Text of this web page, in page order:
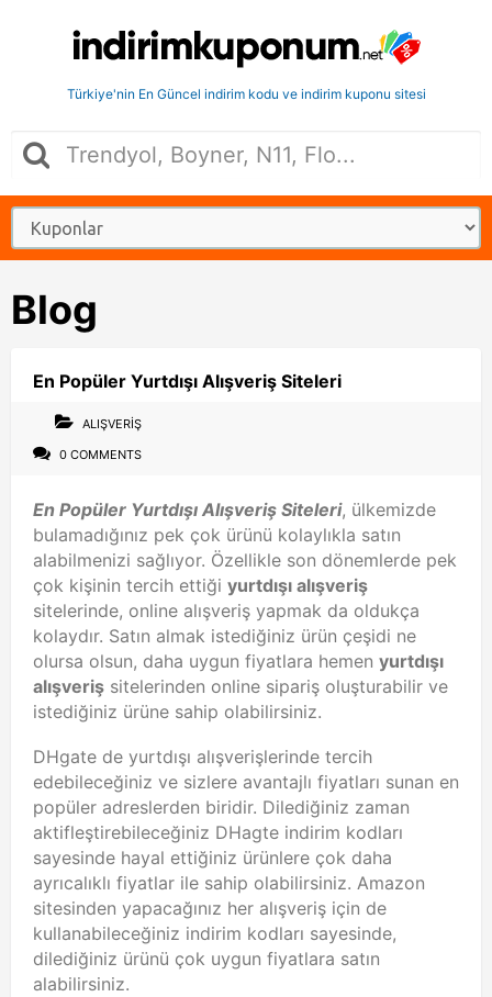
Türkiye'nin En Güncel indirim kodu ve indirim kuponu sitesi
Blog
En Popüler Yurtdışı Alışveriş Siteleri
ALIŞVERIŞ
0 COMMENTS
En Popüler Yurtdışı Alışveriş Siteleri, ülkemizde
bulamadığınız pek çok ürünü kolaylıkla satın
alabilmenizi sağlıyor. Özellikle son dönemlerde pek
çok kişinin tercih ettiği yurtdışı alışveriş
sitelerinde, online alışveriş yapmak da oldukça
kolaydır. Satın almak istediğiniz ürün çeşidi ne
olursa olsun, daha uygun fiyatlara hemen yurtdışı
alışveriş sitelerinden online sipariş oluşturabilir ve
istediğiniz ürüne sahip olabilirsiniz.
DHgate de yurtdışı alışverişlerinde tercih
edebileceğiniz ve sizlere avantajlı fiyatları sunan en
popüler adreslerden biridir. Dilediğiniz zaman
aktifleştirebileceğiniz DHagte indirim kodları
sayesinde hayal ettiğiniz ürünlere çok daha
ayrıcalıklı fiyatlar ile sahip olabilirsiniz. Amazon
sitesinden yapacağınız her alışveriş için de
kullanabileceğiniz indirim kodları sayesinde,
dilediğiniz ürünü çok uygun fiyatlara satın
alabilirsiniz.